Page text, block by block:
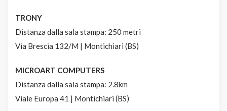
TRONY
Distanza dalla sala stampa: 250 metri
Via Brescia 132/M | Montichiari (BS)
MICROART COMPUTERS
Distanza dalla sala stampa: 2.8km
Viale Europa 41 | Montichiari (BS)